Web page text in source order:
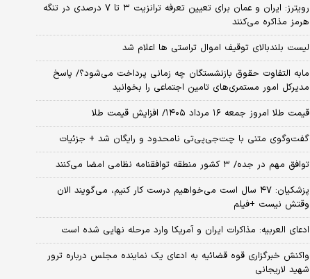
رویترز: ایران و عمان برای تعیین تعرفه ترانزیت ۳ تا ۷ درصدی در تنگه
هرمز مذاکره می‌کنند
لیست بلندبالای توقیف اموال تراستی ها اعلام شد
مابه التفاوت حقوق بازنشستگان چه زمانی پرداخت می‌شود؟/ پاسخ
مدیرکل امور مستمری‌های تامین اجتماعی را بخوانید
قیمت طلا امروز جمعه ۱۶ مرداد ۱۴۰۵/ افزایش قیمت طلا
گفت‌وگوی متنی با چت‌جی‌پی‌تی نامحدود و رایگان شد + جزئیات
توافق مهم در جده/ ۳ کشور منطقه توافقنامه نظامی امضا می‌کنند
پزشکیان: ۴۷ سال است می‌خواهیم درست کار کنیم، می‌گویند الان
وقتش نیست +فیلم
ادعای العربیه: مذاکرات ایران و آمریکا وارد مرحله نهایی شده است
واکنش خبرگزاری قوه قضائیه به ادعای یک نماینده مجلس درباره ترور
شهید لاریجانی